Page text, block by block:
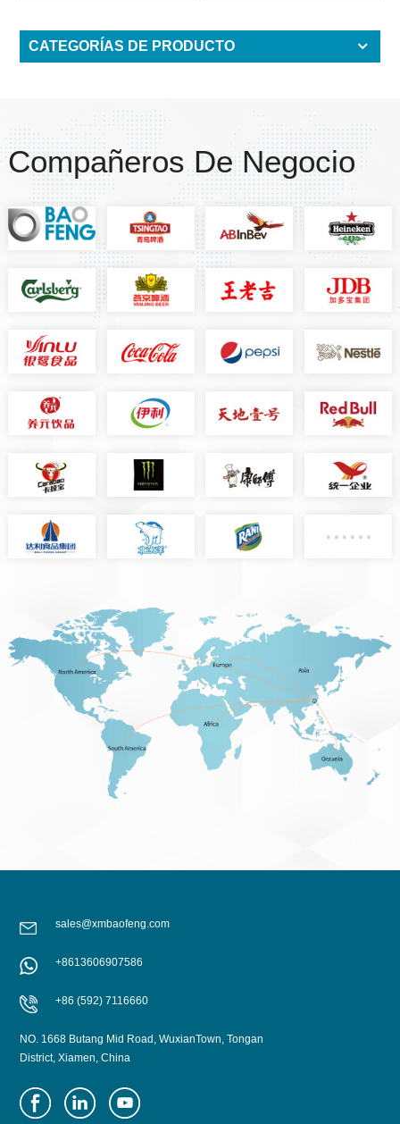
CATEGORÍAS DE PRODUCTO
Compañeros De Negocio
sales@xmbaofeng.com
+8613606907586
+86 (592) 7116660
NO. 1668 Butang Mid Road, WuxianTown, Tongan
District, Xiamen, China